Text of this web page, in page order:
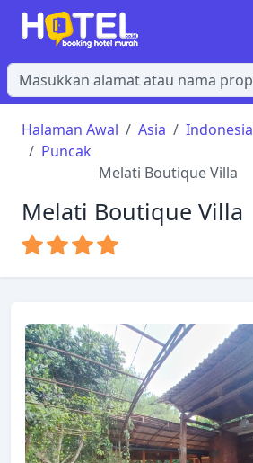
Halaman Awal Asia Indonesia
Puncak
Melati Boutique Villa
Melati Boutique Villa